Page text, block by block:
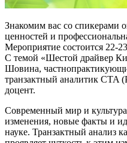
Знакомим вас со спикерами
ценностей и
Мероприятие состоится 22-
С темой «Шестой драйвер
Шовина,
транзактный аналитик CTA
доцент.
Современный мир и
изменения, новые факты и
науке. Транзактный анализ